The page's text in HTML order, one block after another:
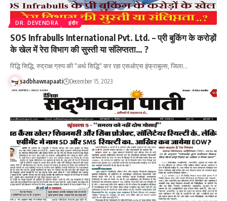
DR. DEVENDRA इंदौर
SOS Infrabulls International Pvt. Ltd. – प्री बुकिंग के करोड़ों
के खेल में रेरा विभाग की सुस्ती या संलिप्तता… ?
रिद्धि सिद्धि, रुद्राक्ष ग्रुप की "अर्थ सिद्धि" कर रहा एसओएस इंफ्राबुल्स, जिला…
sadbhawnapaati December 15, 2023